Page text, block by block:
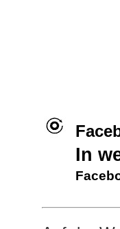
In